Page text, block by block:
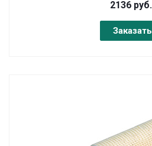
2136 руб.
Заказать